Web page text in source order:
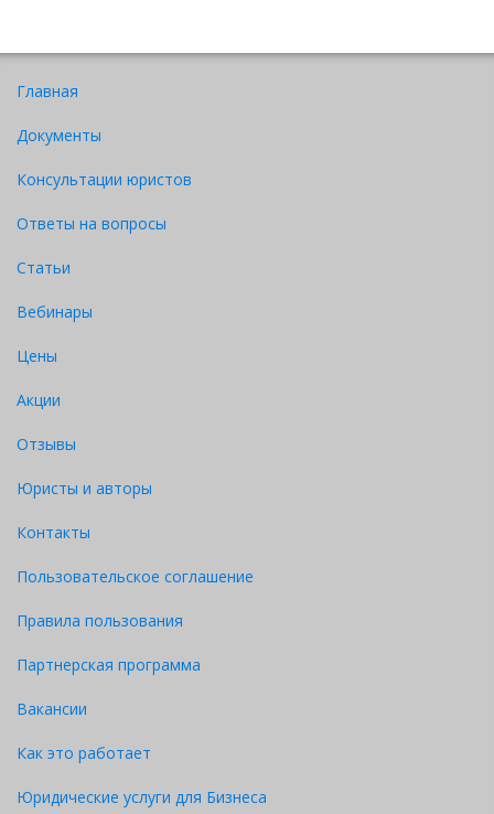
Главная
Документы
Консультации юристов
Ответы на вопросы
Статьи
Вебинары
Цены
Акции
Отзывы
Юристы и авторы
Контакты
Пользовательское соглашение
Правила пользования
Партнерская программа
Вакансии
Как это работает
Юридические услуги для Бизнеса